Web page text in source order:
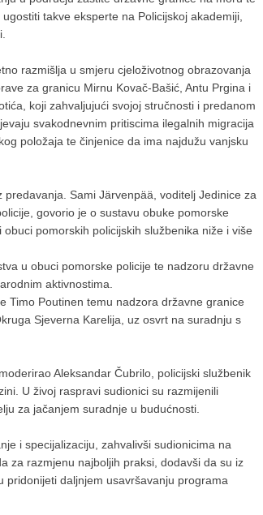
takve eksperte na Policijskoj akademiji,
razmišlja u smjeru cjeloživotnog obrazovanja
za granicu Mirnu Kovač-Bašić, Antu Prgina i
koji zahvaljujući svojoj stručnosti i predanom
svakodnevnim pritiscima ilegalnih migracija
položaja te činjenice da ima najdužu vanjsku
Sami Järvenpää, voditelj Jedinice za
govorio je o sustavu obuke pomorske
pomorskih policijskih službenika niže i više
u obuci pomorske policije te nadzoru državne
aktivnostima.
Timo Poutinen temu nadzora državne granice
Sjeverna Karelija, uz osvrt na suradnju s
Aleksandar Čubrilo, policijski službenik
U živoj raspravi sudionici su razmijenili
za jačanjem suradnje u budućnosti.
i specijalizaciju, zahvalivši sudionicima na
za razmjenu najboljih praksi, dodavši da su iz
pridonijeti daljnjem usavršavanju programa